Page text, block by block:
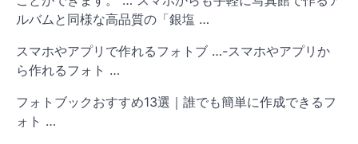
ルバムと同様な高品質の「銀塩 …
スマホやアプリで作れるフォトブ …-スマホやアプリか
ら作れるフォト …
フォトブックおすすめ13選｜誰でも簡単に作成できるフ
ォト …